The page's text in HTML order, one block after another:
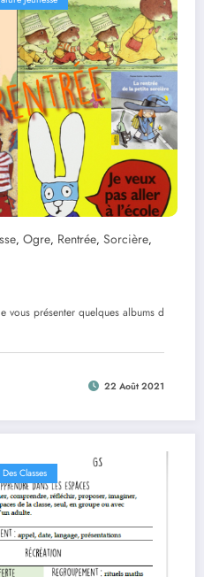
, Ogre, Rentrée, Sorcière,
présenter quelques albums d
22 Août 2021
Classes